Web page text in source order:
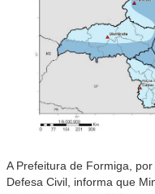
A Prefeitura de Formiga,
Defesa Civil, informa que